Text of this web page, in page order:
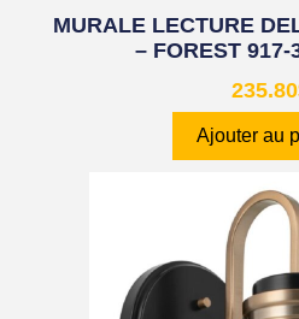
MURALE LECTURE
– FOREST 917-
235.80
Ajouter au